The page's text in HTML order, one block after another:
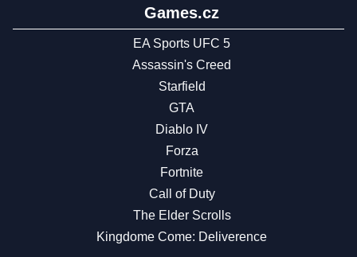
Games.cz
EA Sports UFC 5
Assassin's Creed
Starfield
GTA
Diablo IV
Forza
Fortnite
Call of Duty
The Elder Scrolls
Kingdome Come: Deliverence